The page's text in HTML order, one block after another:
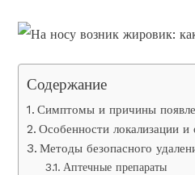
Содержание
Симптомы и причины
Особенности локализации
Методы безопасного
Аптечные препараты